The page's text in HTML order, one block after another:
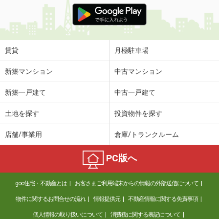
価 格
7万円
住 所
愛知県名古屋市東区泉３
専有面積
愛知県名古屋市中村区若宮町４
5.30万円
愛知県名古屋市南区前浜通３
6.40万円
住 所
愛知県名古屋市南区前浜通３
専有面積 30.08m²
間取り
1LDK
愛知県刈谷市末広町１
賃貸 月極駐車場
新築マンション 中古マンション
新築一戸建て 中古一戸建て
土地を探す 投資物件を探す
店舗/事業用 倉庫/トランクルーム
PC版へ
goo住宅・不動産とは お客さまご利用端末からの情報の外部送信について
物件に関するお問合せの流れ 情報提供元 不動産情報に関する免責事項
個人情報の取り扱いについて 消費税に関する表記について